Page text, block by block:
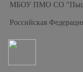
МБОУ ПМО СО
Российская